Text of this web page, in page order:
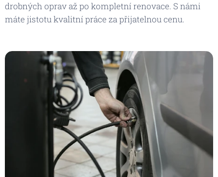
drobných oprav až po kompletní renovace. S námi
máte jistotu kvalitní práce za přijatelnou cenu.